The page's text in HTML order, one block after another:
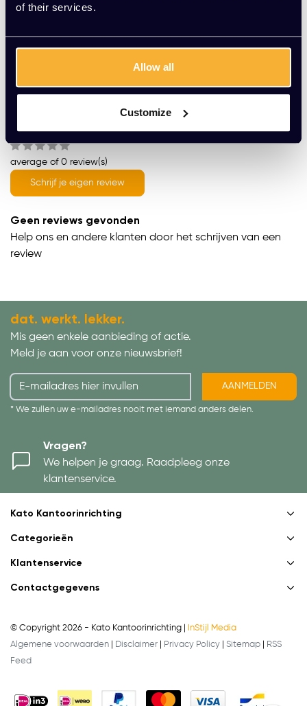
of their services.
Allow all
Customize
Vrijblijvende offerte
Productomschrijving
Wat onze klanten zeggen
average of 0 review(s)
Schrijf je eigen review
Geen reviews gevonden
Help ons en andere klanten door het schrijven van een
review
dat. werkt. lekker.
Mis geen enkele aanbieding of actie.
Meld je aan voor onze nieuwsbrief!
AANMELDEN
* We zullen uw e-mailadres nooit met iemand anders delen.
Vragen?
We helpen je graag. Raadpleeg onze
klantenservice.
Kato Kantoorinrichting
Categorieën
Klantenservice
Contactgegevens
© Copyright 2026 - Kato Kantoorinrichting |
InStijl Media
Algemene voorwaarden
Disclaimer Privacy Policy Sitemap
RSS
Feed